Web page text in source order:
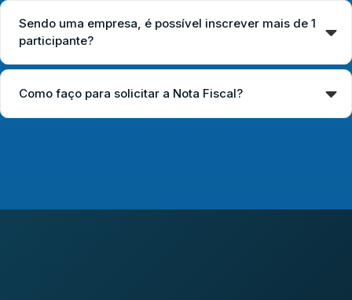
Sendo uma empresa, é possível inscrever mais de 1
participante?
Como faço para solicitar a Nota Fiscal?